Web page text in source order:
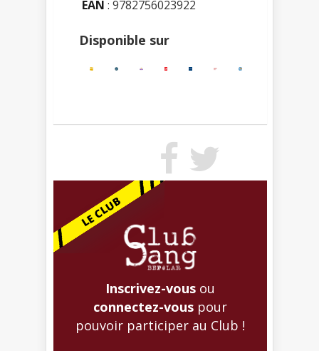
EAN : 9782756023922
Disponible sur
Inscrivez-vous ou
connectez-vous pour
pouvoir participer au Club !